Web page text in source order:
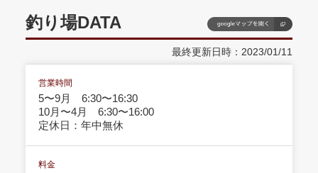
釣り場DATA
最終更新日時：2023/01/11
営業時間
5〜9月 6:30〜16:30
10月〜4月 6:30〜16:00
定休日：年中無休
料金